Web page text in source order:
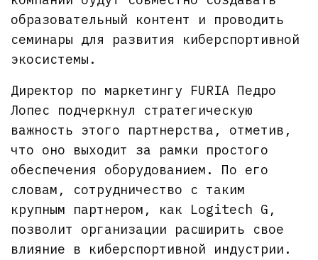
образовательный контент и проводить
семинары для развития киберспортивной
экосистемы.
Директор по маркетингу FURIA Педро
Лопес подчеркнул стратегическую
важность этого партнерства, отметив,
что оно выходит за рамки простого
обеспечения оборудованием. По его
словам, сотрудничество с таким
крупным партнером, как Logitech G,
позволит организации расширить свое
влияние в киберспортивной индустрии.